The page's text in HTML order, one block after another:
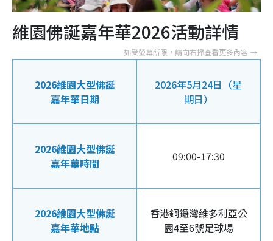
維園佛誕嘉年華2026活動詳情
2026維園大型佛誕
嘉年華日期
2026年5月24日（星
期日）
2026維園大型佛誕
嘉年華時間
09:00-17:30
2026維園大型佛誕
嘉年華地點
香港銅鑼灣維多利亞公
園4至6號足球場